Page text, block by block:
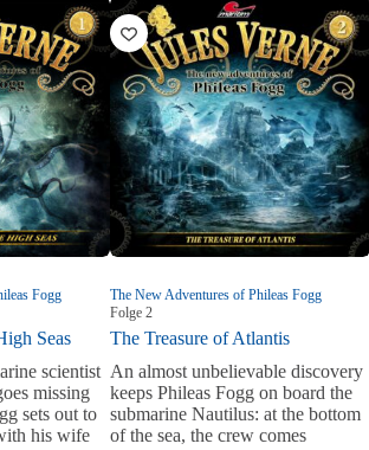
Fogg
Seas
scientist
missing
sets out to
his wife
The New Adventures of Phileas Fogg
Folge 2
The Treasure of Atlantis
An almost unbelievable discovery
keeps Phileas Fogg on board the
submarine Nautilus: at the bottom
of the sea, the crew comes